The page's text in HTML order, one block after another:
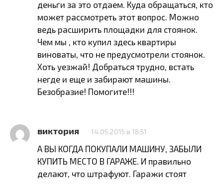
деньги за это отдаем. Куда обращаться, кто
может рассмотреть этот вопрос. Можно
ведь расширить площадки для стоянок.
Чем мы , кто купил здесь квартиры
виноваты, что не предусмотрели стоянок.
Хоть уезжай! Добраться трудно, встать
негде и еще и забирают машины.
Безобразие! Помогите!!!
виктория 14.05.2015 в 18:51
А ВЫ КОГДА ПОКУПАЛИ МАШИНУ, ЗАБЫЛИ
КУПИТЬ МЕСТО В ГАРАЖЕ. И правильно
делают, что штрафуют. Гаражи стоят